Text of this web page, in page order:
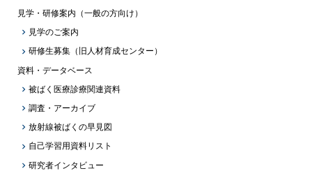
見学・研修案内（一般の方向け）
見学のご案内
研修生募集（旧人材育成センター）
資料・データベース
被ばく医療診療関連資料
調査・アーカイブ
放射線被ばくの早見図
自己学習用資料リスト
研究者インタビュー